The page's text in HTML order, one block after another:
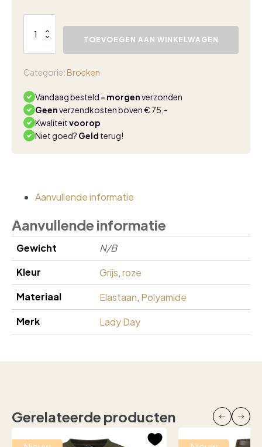
Day
zebra
aantal
TOEVOEGEN AAN WINKELWAGEN
Categorie: Broeken
Vandaag besteld = morgenverzonden
Geenverzendkosten boven € 75,-
Kwaliteitvoorop
Niet goed? Geld terug!
Aanvullende informatie
Aanvullende informatie
Gewicht
N/B
Kleur
Grijs,roze
Materiaal
Elastaan, Polyamide
Merk
Lady Day
Gerelateerde producten